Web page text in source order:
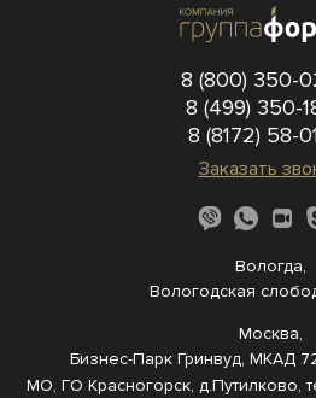
8 (800) 350-
8 (499) 350-
8 (8172) 58-
Заказать
Вологда,
Вологодская
Москва,
Бизнес-Парк Гринвуд, МКАД
МО, ГО Красногорск, д.Путилково,